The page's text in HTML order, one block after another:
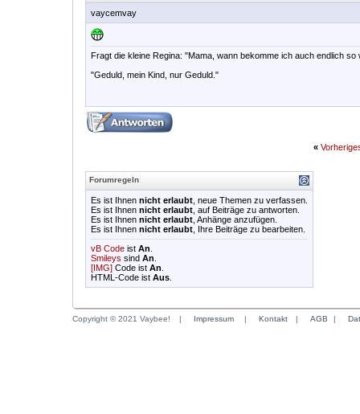
vaycemvay
Fragt die kleine Regina: "Mama, wann bekomme ich auch endlich
"Geduld, mein Kind, nur Geduld."
«
Forumregeln
Es ist Ihnen nicht erlaubt , neue Themen zu verfassen.
Es ist Ihnen nicht erlaubt , auf Beiträge zu antworten.
Es ist Ihnen nicht erlaubt , Anhänge anzufügen.
Es ist Ihnen nicht erlaubt , Ihre Beiträge zu bearbeiten.
vB Code ist An
Smileys sind An
[IMG] Code ist An
HTML-Code ist Aus
Copyright © 2021 Vaybee! | Impressum | Kontakt | AGB |